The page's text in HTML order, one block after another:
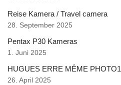
Reise Kamera / Travel camera
28. September 2025
Pentax P30 Kameras
1. Juni 2025
HUGUES ERRE MÊME PHOTO1
26. April 2025